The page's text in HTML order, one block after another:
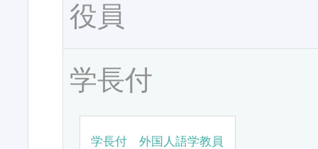
役員
学長付
学長付 外国人語学教員